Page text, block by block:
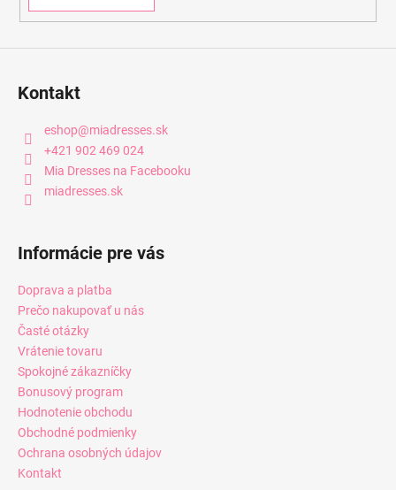
Kontakt
eshop@miadresses.sk
+421 902 469 024
Mia Dresses na Facebooku
miadresses.sk
Informácie pre vás
Doprava a platba
Prečo nakupovať u nás
Časté otázky
Vrátenie tovaru
Spokojné zákazníčky
Bonusový program
Hodnotenie obchodu
Obchodné podmienky
Ochrana osobných údajov
Kontakt